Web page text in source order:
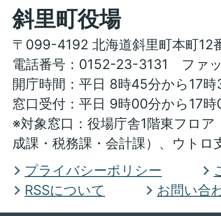
地
図。
北
海
道
オ
ホ
ー
ツ
ク
斜里町役場
〒099-4192 北海道斜里町本町12
電話番号：0152-23-3131 ファ
開庁時間：平日 8時45分から17
窓口受付：平日 9時00分から17
※対象窓口：役場庁舎1階東フロア
成課・税務課・会計課）、ウトロ
プライバシーポリシー
RSSについて
お問い合